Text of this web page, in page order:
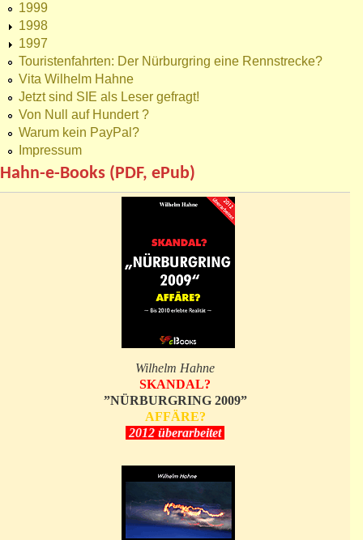
1999
1998
1997
Touristenfahrten: Der Nürburgring eine Rennstrecke?
Vita Wilhelm Hahne
Jetzt sind SIE als Leser gefragt!
Von Null auf Hundert ?
Warum kein PayPal?
Impressum
Hahn-e-Books (PDF, ePub)
Wilhelm Hahne
SKANDAL?
”NÜRBURGRING 2009”
AFFÄRE?
2012 überarbeitet